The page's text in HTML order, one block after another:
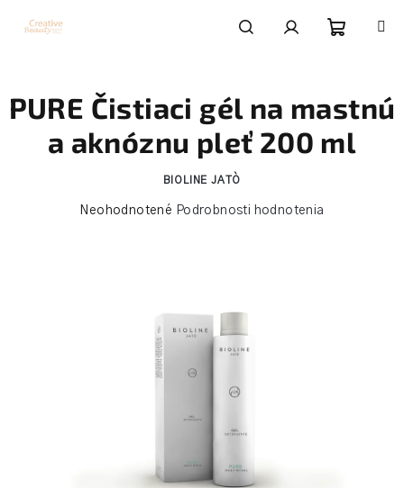
košík
PURE Čistiaci gél na mastnú
a aknóznu pleť 200 ml
BIOLINE JATÒ
Priemerné
Neohodnotené Podrobnosti hodnotenia